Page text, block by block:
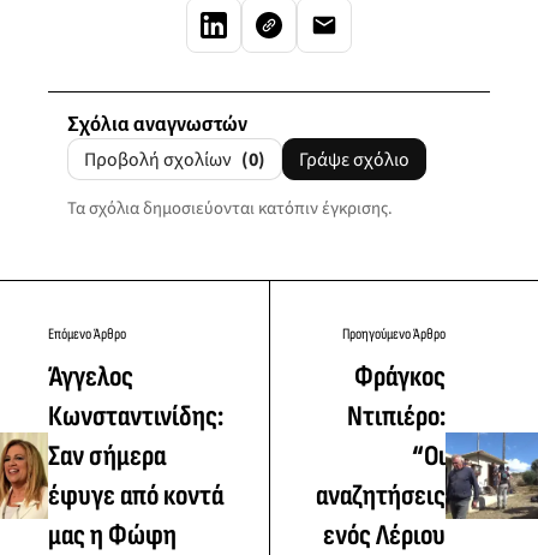
Σχόλια αναγνωστών
Προβολή σχολίων (0) Γράψε σχόλιο
Τα σχόλια δημοσιεύονται κατόπιν έγκρισης.
Επόμενο Άρθρο
Άγγελος
Κωνσταντινίδης:
Σαν σήμερα
έφυγε από κοντά
μας η Φώφη
Προηγούμενο Άρθρο
Φράγκος
Ντιπιέρο:
“Οι
αναζητήσεις
ενός Λέριου